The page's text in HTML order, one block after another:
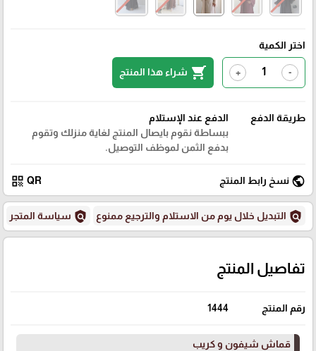
اختر الكمية
-
+
shopping_cart شراء هذا المنتج
طريقة الدفع
الدفع عند الإستلام
ببساطة نقوم بايصال المنتج لغاية منزلك وتقوم
بدفع الثمن لموظف التوصيل.
public نسخ رابط المنتج QR
qr_code
policy التبديل خلال يوم من الاستلام والترجيع ممنوع policy سياسة المتجر
تفاصيل المنتج
رقم المنتج 1444
قماش شيفون و كريب